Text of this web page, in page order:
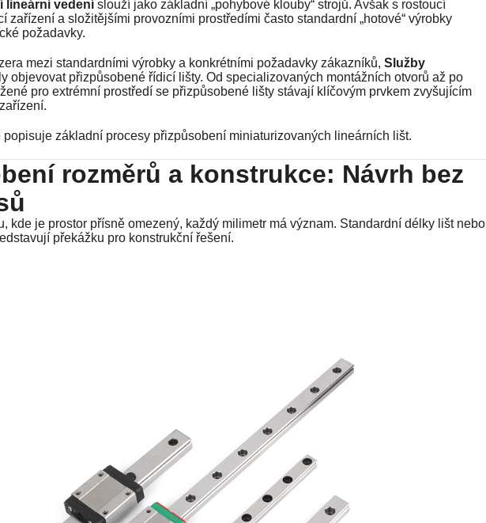
lineární vedení slouží jako základní „pohybové klouby“ strojů. Avšak s rostoucí
zařízení a složitějšími provozními prostředími často standardní „hotové“ výrobky
požadavky.
mezi standardními výrobky a konkrétními požadavky zákazníků, Služby
objevovat přizpůsobené řídicí lišty. Od specializovaných montážních otvorů až po
pro extrémní prostředí se přizpůsobené lišty stávají klíčovým prvkem zvyšujícím
popisuje základní procesy přizpůsobení miniaturizovaných lineárních lišt.
rozměrů a konstrukce: Návrh bez
kde je prostor přísně omezený, každý milimetr má význam. Standardní délky lišt nebo
překážku pro konstrukční řešení.